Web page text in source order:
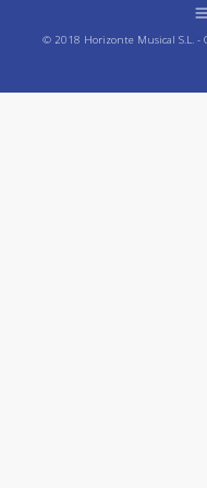
© 2018 Horizonte Musical S.L. -